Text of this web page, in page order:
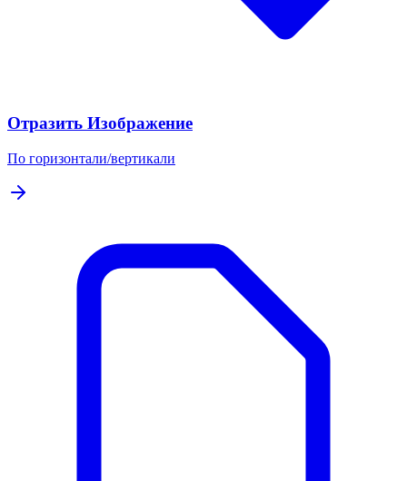
Отразить Изображение
По горизонтали/вертикали